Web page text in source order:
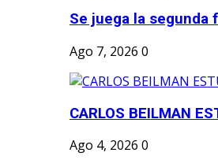
Se juega la segunda
Ago 7, 2026 0
CARLOS BEILMAN
Ago 4, 2026 0